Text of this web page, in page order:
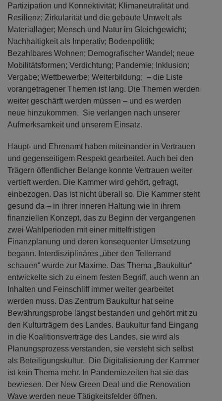
Partizipation und Konnektivität; Klimaneutralität und
Resilienz; Zirkularität und die gebaute Umwelt als
Materiallager; Mensch und Natur im Gleichgewicht;
Nachhaltigkeit als Imperativ; Bodenpolitik;
Bezahlbares Wohnen; Demografischer Wandel; neue
Mobilitätsformen; Verdichtung; Pandemie; Inklusion;
Vergabe; Wettbewerbe; Weiterbildung; – die Liste
vorangetragener Themen ist lang. Die Themen werden
weiter geschärft werden müssen – und es werden
neue hinzukommen. Sie verlangen nach unserer
Aufmerksamkeit und unserem Einsatz.
Haupt- und Ehrenamt haben miteinander in Vertrauen
und gegenseitigem Respekt gearbeitet. Auch bei den
Trägern öffentlicher Belange konnte Vertrauen weiter
vertieft werden. Die Kammer wird gehört, gefragt,
einbezogen. Das ist nicht überall so. Die Kammer steht
gesund da – in ihrer inneren Haltung wie in ihrem
finanziellen Konzept, das zu Beginn der vergangenen
zwei Wahlperioden mit einer mittelfristigen
Finanzplanung und deren konsequenter Umsetzung
begann. Interdisziplinäres „über den Tellerrand
schauen“ wurde zur Maxime. Das Thema „Baukultur“
entwickelte sich zu einem festen Begriff, auch wenn an
Inhalten und Feinschliff immer weiter gearbeitet
werden muss. Das Zentrum Baukultur hat seine
Bewährungsprobe längst bestanden und gehört mit zu
den Kulturträgern des Landes. Baukultur fand Eingang
in die Koalitionsverträge des Landes, sie wird als
Planungsprozess verstanden, sie versteht sich selbst
als Beteiligungskultur. Die Digitalisierung der Kammer
ist kein Thema mehr. In Pandemiezeiten hat sie das
bewiesen. Der New Green Deal und die Renovation
Wave werden neue Tätigkeitsfelder öffnen.